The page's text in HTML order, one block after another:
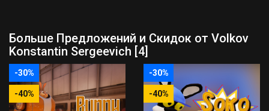
Больше Предложений и Скидок от Volkov
Konstantin Sergeevich [4]
-30%
-40%
-30%
-40%